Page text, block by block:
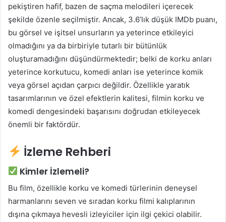
pekiştiren hafif, bazen de saçma melodileri içerecek
şekilde özenle seçilmiştir. Ancak, 3.6’lık düşük IMDb puanı,
bu görsel ve işitsel unsurların ya yeterince etkileyici
olmadığını ya da birbiriyle tutarlı bir bütünlük
oluşturamadığını düşündürmektedir; belki de korku anları
yeterince korkutucu, komedi anları ise yeterince komik
veya görsel açıdan çarpıcı değildir. Özellikle yaratık
tasarımlarının ve özel efektlerin kalitesi, filmin korku ve
komedi dengesindeki başarısını doğrudan etkileyecek
önemli bir faktördür.
İzleme Rehberi
Kimler İzlemeli?
Bu film, özellikle korku ve komedi türlerinin deneysel
harmanlarını seven ve sıradan korku filmi kalıplarının
dışına çıkmaya hevesli izleyiciler için ilgi çekici olabilir.